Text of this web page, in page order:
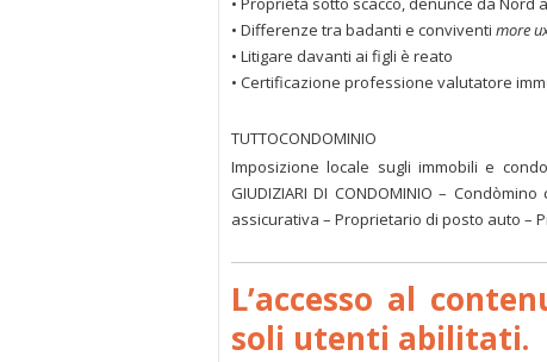
• Differenze tra badanti e conviventi more
• Litigare davanti ai figli è reato
• Certificazione professione valutatore
TUTTOCONDOMINIO
Imposizione locale sugli immobili e
GIUDIZIARI DI CONDOMINIO –
assicurativa – Proprietario di posto auto –
L’accesso al
soli utenti abilitati.